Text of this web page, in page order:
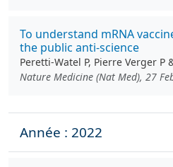
To understand mRNA
the public anti-science
Peretti-Watel P, Pierre Verger P
Nature Medicine (Nat Med), 27
Année : 2022